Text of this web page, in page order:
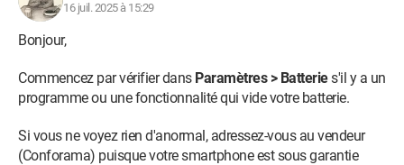
16 juil. 2025 à 15:29
Bonjour,
Commencez par vérifier dans Paramètres > Batteries'il y a un
programme ou une fonctionnalité qui vide votre batterie.
Si vous ne voyez rien d'anormal, adressez-vous au vendeur
(Conforama) puisque votre smartphone est sous garantie